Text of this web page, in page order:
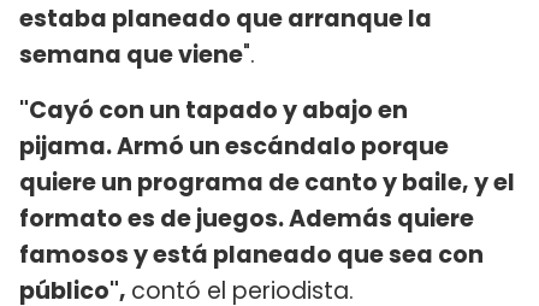
estaba planeado que arranque la
semana que viene".
"Cayó con un tapado y abajo en
pijama. Armó un escándalo porque
quiere un programa de canto y baile, y el
formato es de juegos. Además quiere
famosos y está planeado que sea con
público", contó el periodista.